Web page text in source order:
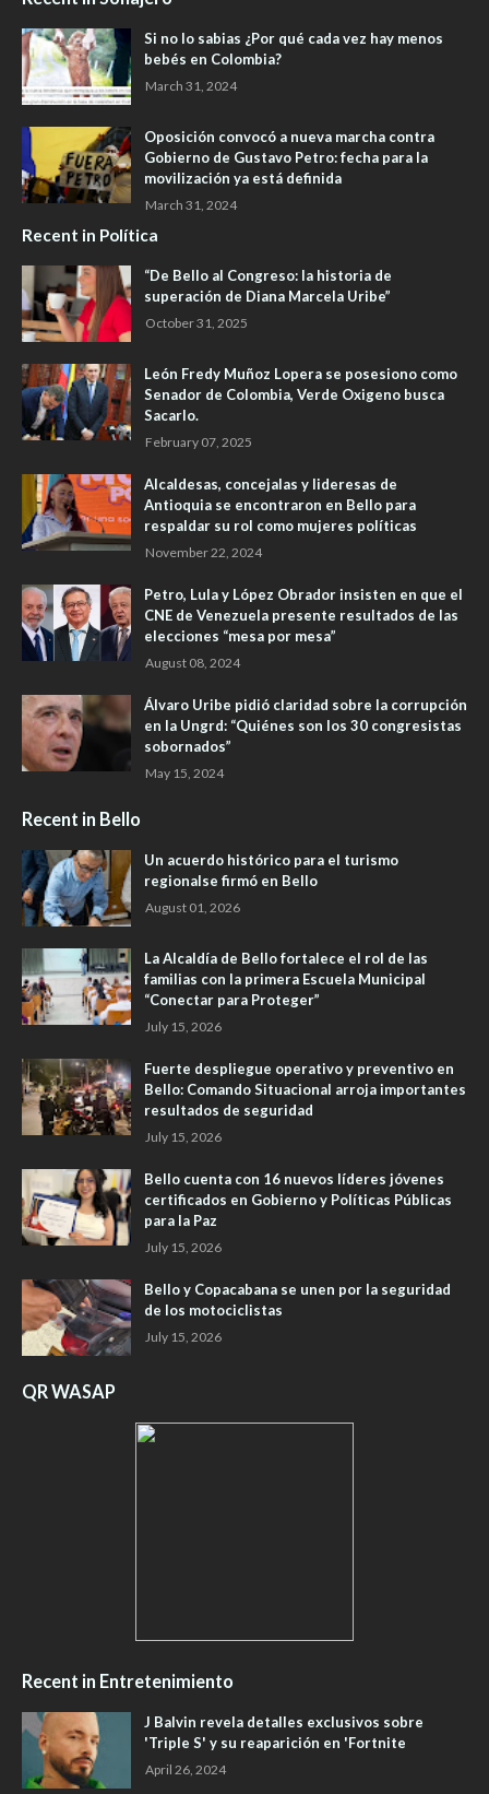
Si no lo sabias ¿Por qué cada vez hay menos
bebés en Colombia?
March 31, 2024
Oposición convocó a nueva marcha contra
Gobierno de Gustavo Petro: fecha para la
movilización ya está definida
March 31, 2024
Recent in Política
“De Bello al Congreso: la historia de
superación de Diana Marcela Uribe”
October 31, 2025
León Fredy Muñoz Lopera se posesiono como
Senador de Colombia, Verde Oxigeno busca
Sacarlo.
February 07, 2025
Alcaldesas, concejalas y lideresas de
Antioquia se encontraron en Bello para
respaldar su rol como mujeres políticas
November 22, 2024
Petro, Lula y López Obrador insisten en que el
CNE de Venezuela presente resultados de las
elecciones “mesa por mesa”
August 08, 2024
Álvaro Uribe pidió claridad sobre la corrupción
en la Ungrd: “Quiénes son los 30 congresistas
sobornados”
May 15, 2024
Recent in Bello
Un acuerdo histórico para el turismo
regionalse firmó en Bello
August 01, 2026
La Alcaldía de Bello fortalece el rol de las
familias con la primera Escuela Municipal
“Conectar para Proteger”
July 15, 2026
Fuerte despliegue operativo y preventivo en
Bello: Comando Situacional arroja importantes
resultados de seguridad
July 15, 2026
Bello cuenta con 16 nuevos líderes jóvenes
certificados en Gobierno y Políticas Públicas
para la Paz
July 15, 2026
Bello y Copacabana se unen por la seguridad
de los motociclistas ​
July 15, 2026
QR WASAP
Recent in Entretenimiento
J Balvin revela detalles exclusivos sobre
'Triple S' y su reaparición en 'Fortnite
April 26, 2024